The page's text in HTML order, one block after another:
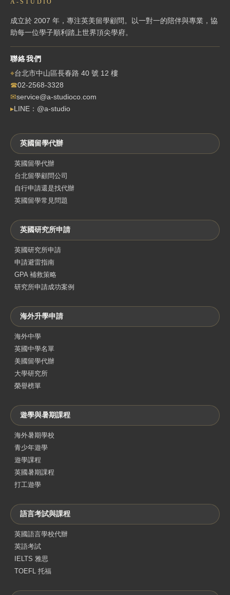
成立於 2007 年，專注英美留學顧問。以一對一的陪伴與專業，協
助每一位學子順利踏上世界頂尖學府。
聯絡我們
⌖台北市中山區長春路 40 號 12 樓
☎02-2568-3328
✉service@a-studioco.com
▸LINE：@a-studio
英國留學代辦
英國留學代辦
台北留學顧問公司
自行申請還是找代辦
英國留學常見問題
英國研究所申請
英國研究所申請
申請避雷指南
GPA 補救策略
研究所申請成功案例
海外升學申請
海外中學
英國中學名單
美國留學代辦
大學研究所
榮譽榜單
遊學與暑期課程
海外暑期學校
青少年遊學
遊學課程
英國暑期課程
打工遊學
語言考試與課程
英國語言學校代辦
英語考試
IELTS 雅思
TOEFL 托福